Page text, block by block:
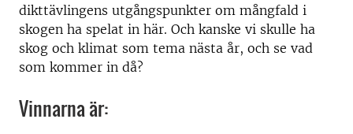
dikttävlingens utgångspunkter om mångfald i
skogen ha spelat in här. Och kanske vi skulle ha
skog och klimat som tema nästa år, och se vad
som kommer in då?
Vinnarna är: